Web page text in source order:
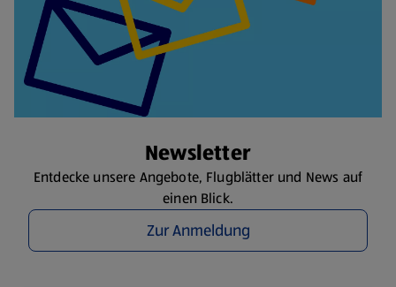
Newsletter
Entdecke unsere Angebote, Flugblätter und News auf
einen Blick.
Zur Anmeldung